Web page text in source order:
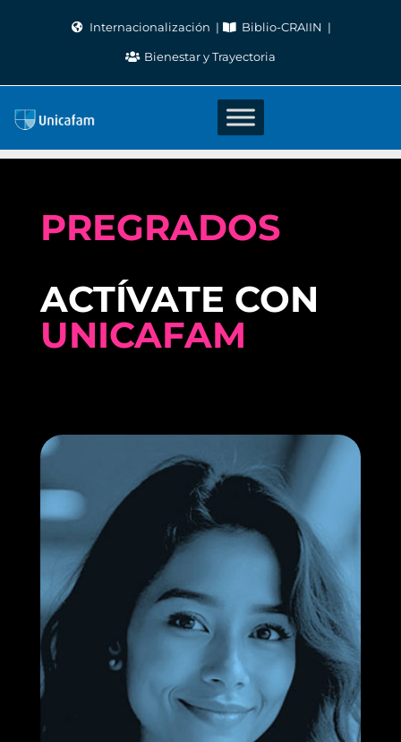
Internacionalización Biblio-CRAIIN
Bienestar y Trayectoria
PREGRADOS
ACTÍVATE CON
UNICAFAM